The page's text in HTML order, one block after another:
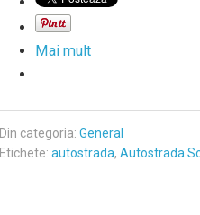
Mai mult
Din categoria: General
Etichete: autostrada, Autostrada